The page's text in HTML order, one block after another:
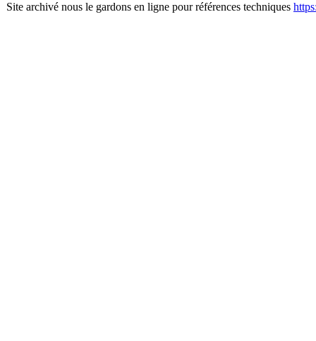
Site archivé nous le gardons en ligne pour références techniques